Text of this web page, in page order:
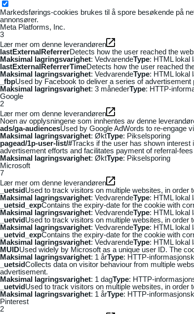
Markedsførings-cookies brukes til å spore besøkende på
annonsører.
Meta Platforms, Inc.
3
Lær mer om denne leverandøren
lastExternalReferrerDetects how the user reached the
Maksimal lagringsvarighet: VedvarendeType: HTML lokal
lastExternalReferrerTimeDetects how the user reached
Maksimal lagringsvarighet: VedvarendeType: HTML lokal
_fbpUsed by Facebook to deliver a series of
Maksimal lagringsvarighet: 3 månederType: HTTP-
Google
2
Lær mer om denne leverandøren
Noen av opplysningene som innhentes av denne
ads/ga-audiencesUsed by Google AdWords to re-engage
Maksimal lagringsvarighet: ØktType: Pikselsporing
pagead/1p-user-list/#Tracks if the user has shown
advertisement efforts and facilitates payment of referral-
Maksimal lagringsvarighet: ØktType: Pikselsporing
Microsoft
7
Lær mer om denne leverandøren
_uetsidUsed to track visitors on multiple websites, in
Maksimal lagringsvarighet: VedvarendeType: HTML lokal
_uetsid_expContains the expiry-date for the cookie with
Maksimal lagringsvarighet: VedvarendeType: HTML lokal
_uetvidUsed to track visitors on multiple websites, in
Maksimal lagringsvarighet: VedvarendeType: HTML lokal
_uetvid_expContains the expiry-date for the cookie with
Maksimal lagringsvarighet: VedvarendeType: HTML lokal
MUIDUsed widely by Microsoft as a unique user ID. The
Maksimal lagringsvarighet: 1 årType: HTTP-
_uetsidCollects data on visitor behaviour from multiple
advertisement.
Maksimal lagringsvarighet: 1 dagType: HTTP-
_uetvidUsed to track visitors on multiple websites, in
Maksimal lagringsvarighet: 1 årType: HTTP-
Pinterest
2